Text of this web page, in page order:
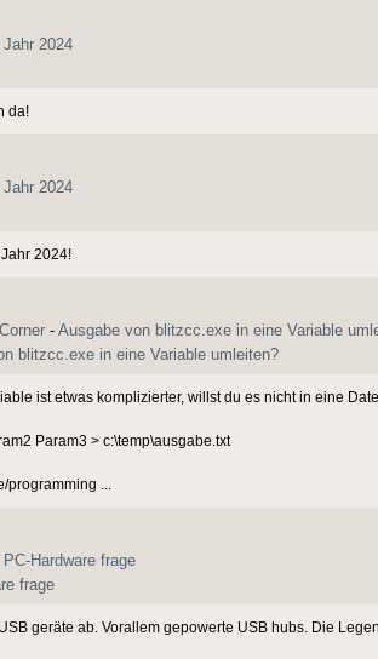
Jahr 2024
da!
Jahr 2024
2024!
- Ausgabe von blitzcc.exe in eine Variable
blitzcc.exe in eine Variable umleiten?
ist etwas komplizierter, willst du es nicht in eine
Param3 > c:\temp\ausgabe.txt
programming ...
PC-Hardware frage
frage
geräte ab. Vorallem gepowerte USB hubs. Die